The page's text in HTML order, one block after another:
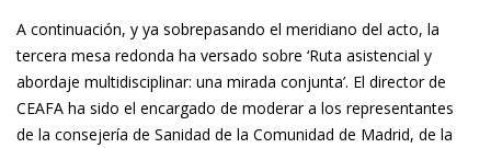
A continuación, y ya sobrepasando el meridiano del acto, la
tercera mesa redonda ha versado sobre ‘Ruta asistencial y
abordaje multidisciplinar: una mirada conjunta’. El director de
CEAFA ha sido el encargado de moderar a los representantes
de la consejería de Sanidad de la Comunidad de Madrid, de la